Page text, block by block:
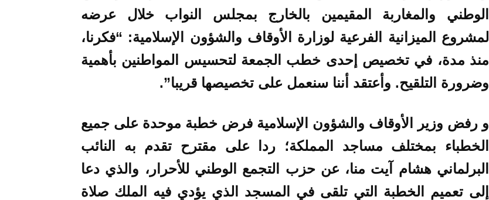
الوطني والمغاربة المقيمين بالخارج بمجلس النواب خلال عرضه
لمشروع الميزانية الفرعية لوزارة الأوقاف والشؤون الإسلامية: “فكرنا،
منذ مدة، في تخصيص إحدى خطب الجمعة لتحسيس المواطنين بأهمية
وضرورة التلقيح. وأعتقد أننا سنعمل على تخصيصها قريبا”.
و رفض وزير الأوقاف والشؤون الإسلامية فرض خطبة موحدة على جميع
الخطباء بمختلف مساجد المملكة؛ ردا على مقترح تقدم به النائب
البرلماني هشام آيت منا، عن حزب التجمع الوطني للأحرار، والذي دعا
إلى تعميم الخطبة التي تلقى في المسجد الذي يؤدي فيه الملك صلاة